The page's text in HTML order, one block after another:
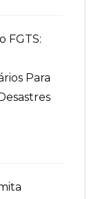
FGTS:
Para